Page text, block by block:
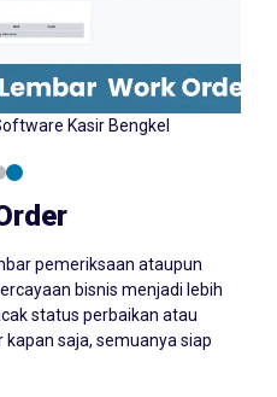
Kasir Bengkel
pemeriksaan ataupun
bisnis menjadi lebih
status perbaikan atau
saja, semuanya siap